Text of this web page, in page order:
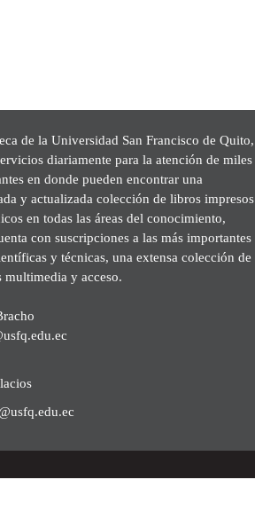
de la Universidad San Francisco de Quito,
diariamente para la atención de miles
en donde pueden encontrar una
y actualizada colección de libros impresos
en todas las áreas del conocimiento,
con suscripciones a las más importantes
y técnicas, una extensa colección de
multimedia y acceso.